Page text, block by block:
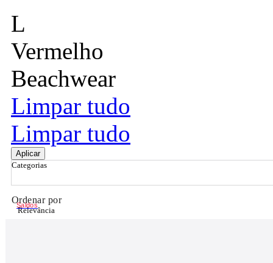
L
Vermelho
Beachwear
Limpar tudo
Limpar tudo
Aplicar
Categorias
Ordenar por
Relevância
Saldos